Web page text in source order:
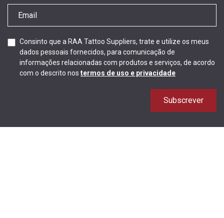
Consinto que a RAA Tattoo Suppliers, trate e utilize os meus
dados pessoais fornecidos, para comunicação de
informações relacionadas com produtos e serviços, de acordo
com o descrito nos termos de uso e privacidade
Subscrever